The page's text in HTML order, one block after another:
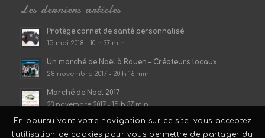
Les derniers articles
Protège carnet de santé personnalisé
15 mai 2018 - 10 h 37 min
Un marché de Noël à Rouen – Créateurs locaux
28 novembre 2017 - 20 h 16 min
Marché de Noël 2017
23 novembre 2017 - 15 h 37 min
En poursuivant votre navigation sur ce site, vous acceptez
l'utilisation de cookies pour vous permettre de partager du